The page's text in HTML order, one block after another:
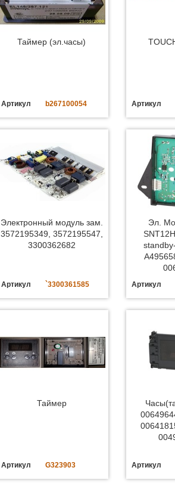
Таймер (эл.часы)
Артикул b267100054 Артикул
Электронный модуль зам.
3572195349, 3572195547,
3300362682
Артикул `3300361585
Эл.
Артикул
Таймер
Артикул G323903 Артикул